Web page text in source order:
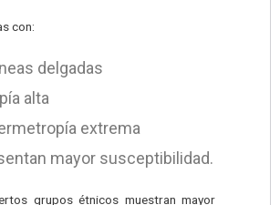
con:
delgadas
alta
extrema
mayor susceptibilidad.
grupos étnicos muestran mayor